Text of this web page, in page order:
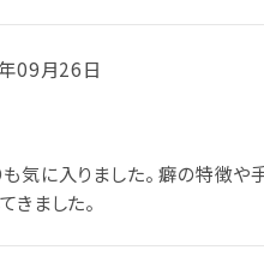
09月26日
気に入りました。 癖の特徴や
きました。